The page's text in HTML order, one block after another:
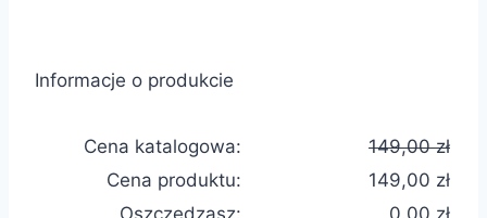
Informacje o produkcie
Cena katalogowa:
149,00 zł
Cena produktu:
149,00 zł
Oszczędzasz:
0,00 zł